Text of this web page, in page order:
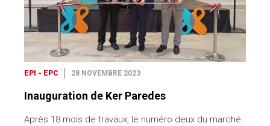
EPI - EPC 28 NOVEMBRE 2023
Inauguration de Ker Paredes
Après 18 mois de travaux, le numéro deux du marché